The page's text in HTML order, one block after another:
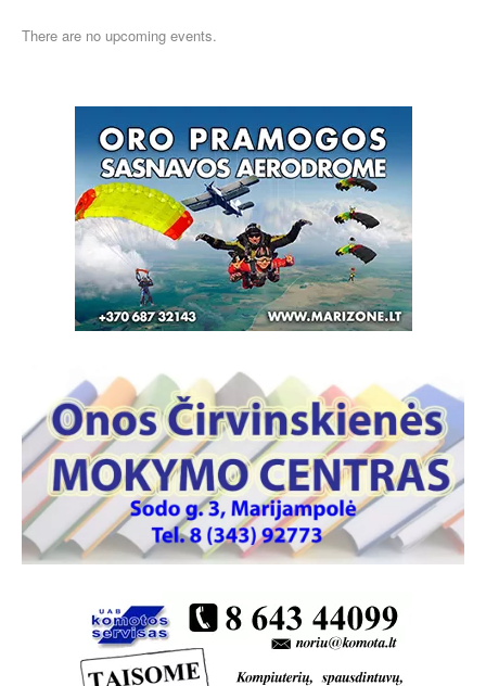
There are no upcoming events.